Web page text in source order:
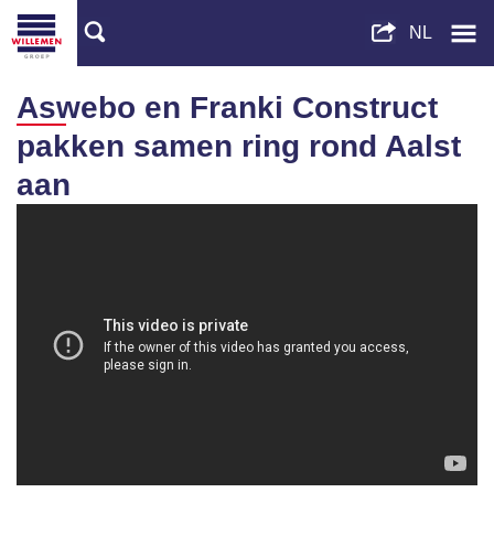
Aswebo en Franki Construct
pakken samen ring rond Aalst
aan